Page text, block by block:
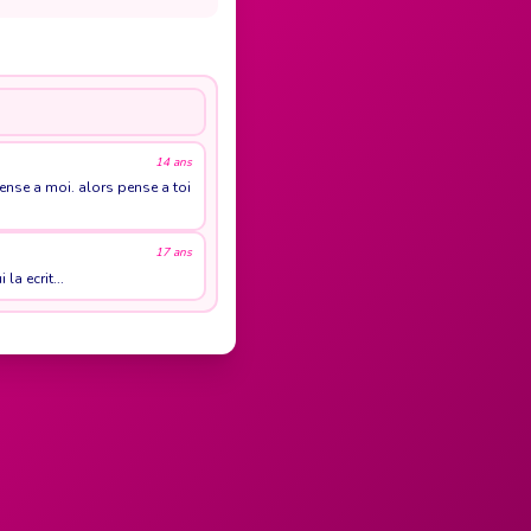
14 ans
a moi. alors pense a toi
17 ans
la ecrit...